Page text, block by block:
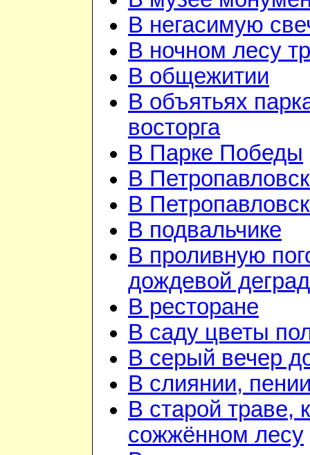
В негасимую
В ночном лесу
В общежитии
В объятьях
восторга
В Парке Победы
В
В
В подвальчике
В проливную
дождевой
В ресторане
В саду цветы
В серый вечер
В слиянии,
В старой траве,
сожжённом лесу